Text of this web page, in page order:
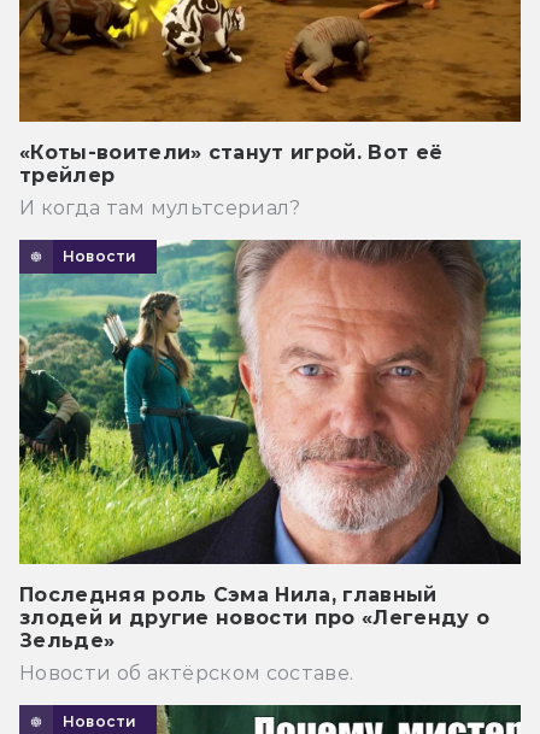
«Коты-воители» станут игрой. Вот её
трейлер
И когда там мультсериал?
Новости
Последняя роль Сэма Нила, главный
злодей и другие новости про «Легенду о
Зельде»
Новости об актёрском составе.
Новости